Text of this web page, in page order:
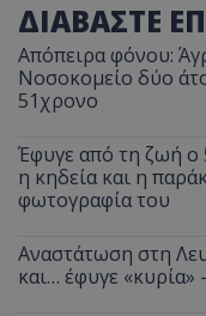
ΔΙΑΒΑΣΤΕ
Απόπειρα φόνου:
Νοσοκομείο δύο
51χρονο
Έφυγε από τη ζωή ο
η κηδεία και η
φωτογραφία του
Αναστάτωση στη
και… έφυγε